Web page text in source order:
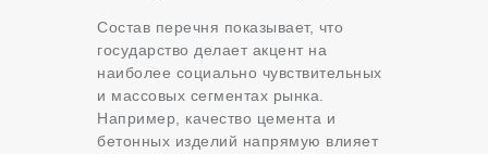
Состав перечня показывает, что
государство делает акцент на
наиболее социально чувствительных
и массовых сегментах рынка.
Например, качество цемента и
бетонных изделий напрямую влияет